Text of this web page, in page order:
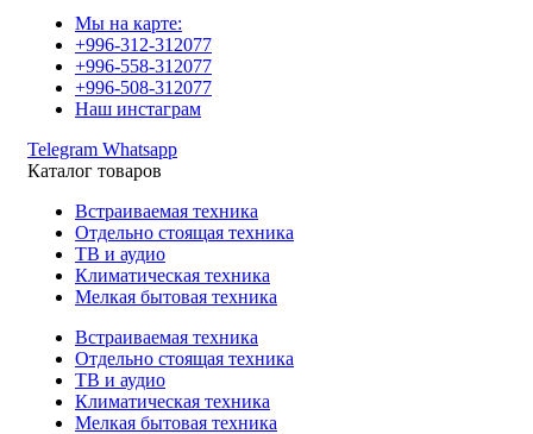
Мы на карте:
+996-312-312077
+996-558-312077
+996-508-312077
Наш инстаграм
Telegram Whatsapp
Каталог товаров
Встраиваемая техника
Отдельно стоящая техника
ТВ и аудио
Климатическая техника
Мелкая бытовая техника
Встраиваемая техника
Отдельно стоящая техника
ТВ и аудио
Климатическая техника
Мелкая бытовая техника